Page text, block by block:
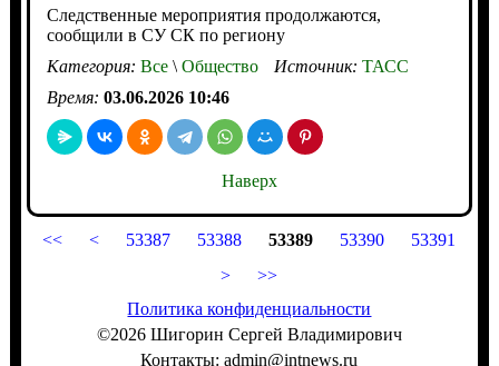
Следственные мероприятия продолжаются,
сообщили в СУ СК по региону
Категория: Все\Общество Источник: ТАСС
Время: 03.06.2026 10:46
Наверх
<< < 53387 53388 53389 53390
53391
>
>>
Политика конфиденциальности
©2026 Шигорин Сергей Владимирович
Контакты: admin@intnews.ru